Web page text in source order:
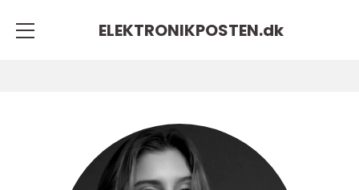
ELEKTRONIKPOSTEN.dk